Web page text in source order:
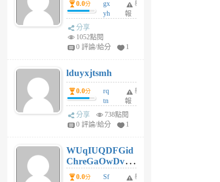
個
月
0.0分
gx
yh
jl
月
前
舉
報
分享
1052點閱
0 評論/給分
1
lduyxjtsmh
0.0分
rq
tn
jt
gl
個
月
前
舉
報
分享
738點閱
0 評論/給分
1
WUqIUQDFGid
ChreGaOwDv
dY0.0分
Sf
舉